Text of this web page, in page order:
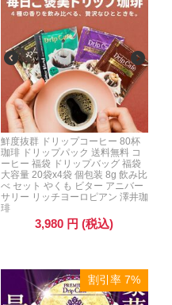
鮮度抜群 ドリップコーヒー 80杯
珈琲 ドリップパック 送料無料 コ
ーヒー 福袋 ドリップバッグ 福袋
大容量 20袋x4袋 個包装 8g 飲み比
べ セット やくも ビター アニバー
サリー リッチヨーロピアン 澤井珈
琲
3,980 円 (税込)
割引率 7%